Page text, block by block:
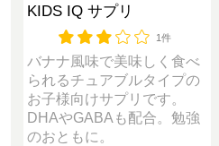
KIDS IQ サプリ
1件
バナナ風味で美味しく食べ
られるチュアブルタイプの
お子様向けサプリです。
DHAやGABAも配合。勉強
のおともに。